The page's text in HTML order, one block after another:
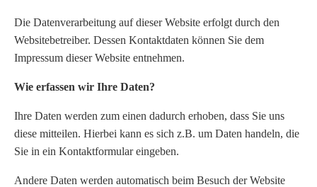
Die Datenverarbeitung auf dieser Website erfolgt durch den
Websitebetreiber. Dessen Kontaktdaten können Sie dem
Impressum dieser Website entnehmen.
Wie erfassen wir Ihre Daten?
Ihre Daten werden zum einen dadurch erhoben, dass Sie uns
diese mitteilen. Hierbei kann es sich z.B. um Daten handeln, die
Sie in ein Kontaktformular eingeben.
Andere Daten werden automatisch beim Besuch der Website